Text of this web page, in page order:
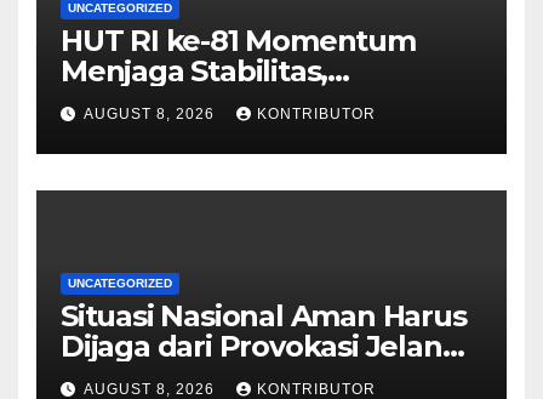
UNCATEGORIZED
HUT RI ke-81 Momentum
Menjaga Stabilitas,
Keamanan, dan Optimisme
AUGUST 8, 2026 KONTRIBUTOR
UNCATEGORIZED
Situasi Nasional Aman Harus
Dijaga dari Provokasi Jelang
HUT ke-81 RI
AUGUST 8, 2026 KONTRIBUTOR